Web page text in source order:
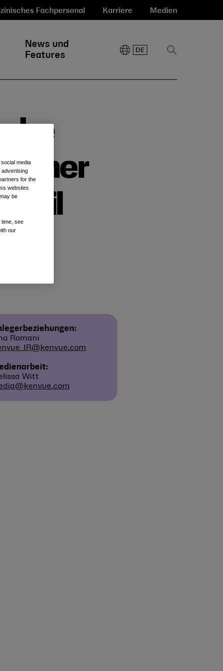
Fachpersonal Karriere Medien
News und
Features
Suche
teil
Romani
Witt
media
advertising
for the
websites
be
time, see
our